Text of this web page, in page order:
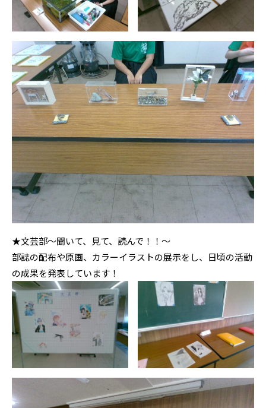
★文芸部〜聞いて、見て、読んで！！〜
部誌の配布や原画、カラーイラストの展示をし、日頃の活動
の成果を発表しています！